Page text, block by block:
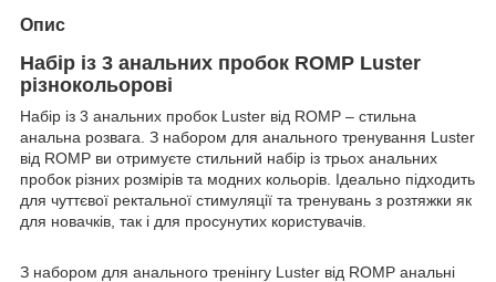
Опис
Набір із 3 анальних пробок ROMP Luster
різнокольорові
Набір із 3 анальних пробок Luster від ROMP – стильна
анальна розвага. З набором для анального тренування Luster
від ROMP ви отримуєте стильний набір із трьох анальних
пробок різних розмірів та модних кольорів. Ідеально підходить
для чуттєвої ректальної стимуляції та тренувань з розтяжки як
для новачків, так і для просунутих користувачів.
З набором для анального тренінгу Luster від ROMP анальні